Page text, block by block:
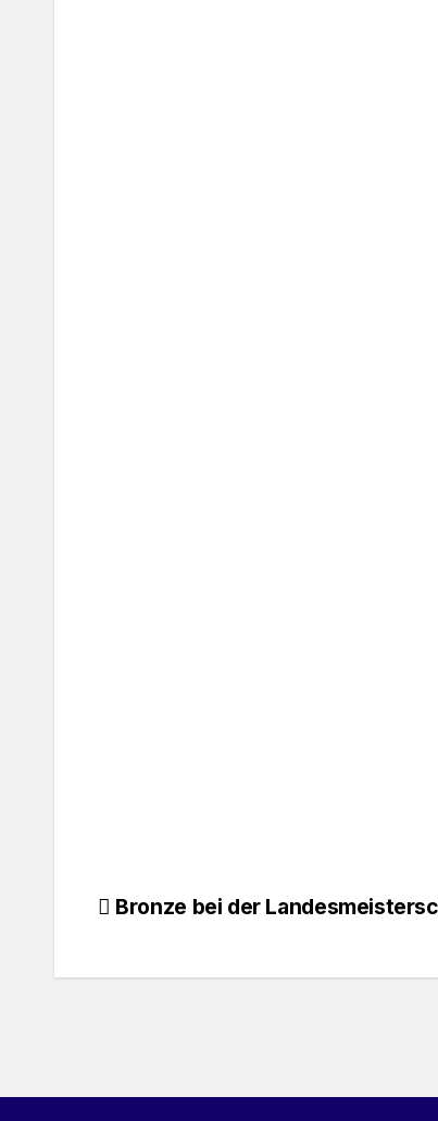
Beitragsnavigation
Bronze bei der